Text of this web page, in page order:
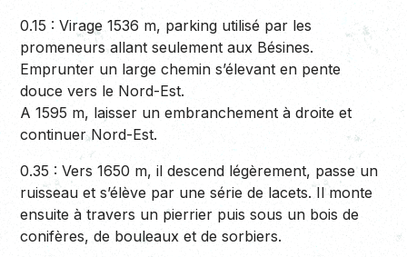
0.15 :Virage 1536 m, parking utilisé par les
promeneurs allant seulement aux Bésines.
Emprunter un large chemin s’élevant en pente
douce vers le Nord-Est.
A 1595 m, laisser un embranchement à droite et
continuer Nord-Est.
0.35 :Vers 1650 m, il descend légèrement, passe un
ruisseau et s’élève par une série de lacets. Il monte
ensuite à travers un pierrier puis sous un bois de
conifères, de bouleaux et de sorbiers.